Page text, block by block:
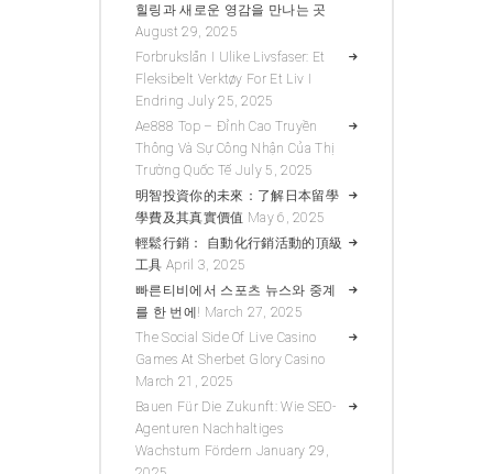
힐링과 새로운 영감을 만나는 곳
August 29, 2025
Forbrukslån I Ulike Livsfaser: Et
Fleksibelt Verktøy For Et Liv I
Endring July 25, 2025
Ae888 Top – Đỉnh Cao Truyền
Thông Và Sự Công Nhận Của Thị
Trường Quốc Tế July 5, 2025
明智投資你的未來：了解日本留學
學費及其真實價值 May 6, 2025
輕鬆行銷： 自動化行銷活動的頂級
工具 April 3, 2025
빠른티비에서 스포츠 뉴스와 중계
를 한 번에! March 27, 2025
The Social Side Of Live Casino
Games At Sherbet Glory Casino
March 21, 2025
Bauen Für Die Zukunft: Wie SEO-
Agenturen Nachhaltiges
Wachstum Fördern January 29,